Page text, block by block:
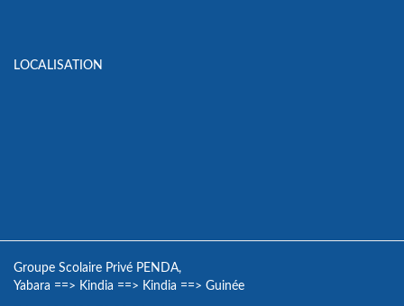
LOCALISATION
Groupe Scolaire Privé PENDA,
Yabara ==> Kindia ==> Kindia ==> Guinée